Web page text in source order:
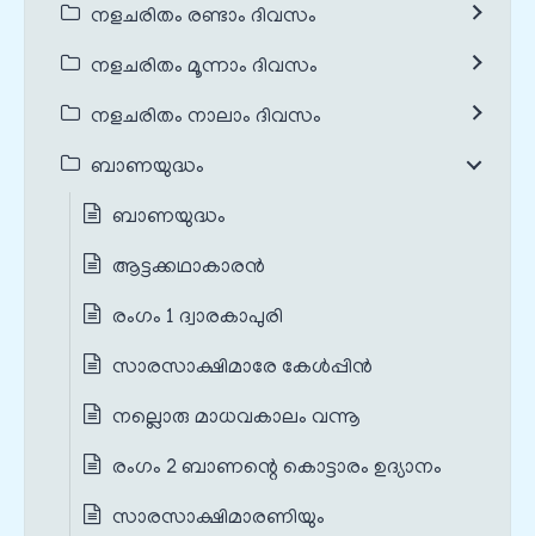
നളചരിതം രണ്ടാം ദിവസം
നളചരിതം മൂന്നാം ദിവസം
നളചരിതം നാലാം ദിവസം
ബാണയുദ്ധം
ബാണയുദ്ധം
ആട്ടക്കഥാകാരൻ
രംഗം 1 ദ്വാരകാപുരി
സാരസാക്ഷിമാരേ കേൾപ്പിൻ
നല്ലൊരു മാധവകാലം വന്നൂ
രംഗം 2 ബാണന്റെ കൊട്ടാരം ഉദ്യാനം
സാരസാക്ഷിമാരണിയും